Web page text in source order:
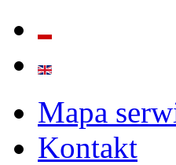
Mapa
Kontakt